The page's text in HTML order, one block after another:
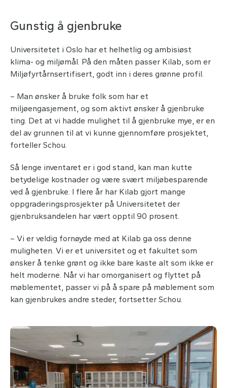
Gunstig å gjenbruke
Universitetet i Oslo har et helhetlig og ambisiøst
klima- og miljømål. På den måten passer Kilab, som er
Miljøfyrtårnsertifisert, godt inn i deres grønne profil.
– Man ønsker å bruke folk som har et
miljøengasjement, og som aktivt ønsker å gjenbruke
ting. Det at vi hadde mulighet til å gjenbruke mye, er en
del av grunnen til at vi kunne gjennomføre prosjektet,
forteller Schou.
Så lenge inventaret er i god stand, kan man kutte
betydelige kostnader og være svært miljøbesparende
ved å gjenbruke. I flere år har Kilab gjort mange
oppgraderingsprosjekter på Universitetet der
gjenbruksandelen har vært opptil 90 prosent.
– Vi er veldig fornøyde med at Kilab ga oss denne
muligheten. Vi er et universitet og et fakultet som
ønsker å tenke grønt og ikke bare kaste alt som ikke er
helt moderne. Når vi har omorganisert og flyttet på
møblementet, passer vi på å spare på møblement som
kan gjenbrukes andre steder, fortsetter Schou.